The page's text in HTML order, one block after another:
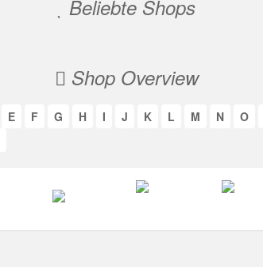
Beliebte Shops
Shop Overview
E F G H I J K L M N O